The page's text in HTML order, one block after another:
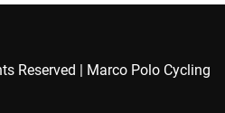
Reserved | Marco Polo Cycling